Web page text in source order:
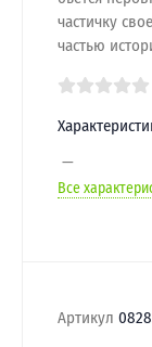
частичку
частью
Все
Артикул